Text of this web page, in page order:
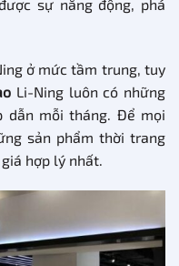
sự năng động, phá
ở mức tầm trung, tuy
Li-Ning luôn có những
dẫn mỗi tháng. Để mọi
sản phẩm thời trang
hợp lý nhất.